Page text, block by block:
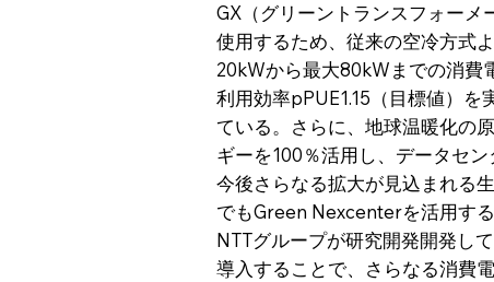
GX（グリーントランスフォーメ
使用するため、従来の空冷方式
20kWから最大80kWまでの消費
利用効率pPUE1.15（目標値）
ている。さらに、地球温暖化の
ギーを100％活用し、データセ
今後さらなる拡大が見込まれる
でもGreen Nexcenterを活用す
NTTグループが研究開発開発し
導入することで、さらなる消費